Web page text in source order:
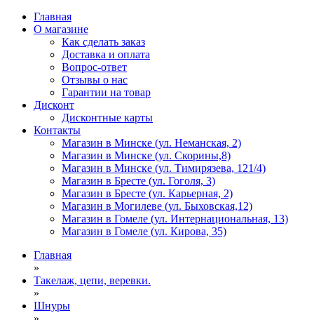
Главная
О магазине
Как сделать заказ
Доставка и оплата
Вопрос-ответ
Отзывы о нас
Гарантии на товар
Дисконт
Дисконтные карты
Контакты
Магазин в Минске (ул. Неманская, 2)
Магазин в Минске (ул. Скорины,8)
Магазин в Минске (ул. Тимирязева, 121/4)
Магазин в Бресте (ул. Гоголя, 3)
Магазин в Бресте (ул. Карьерная, 2)
Магазин в Могилеве (ул. Быховская,12)
Магазин в Гомеле (ул. Интернациональная, 13)
Магазин в Гомеле (ул. Кирова, 35)
Главная
»
Такелаж, цепи, веревки.
»
Шнуры